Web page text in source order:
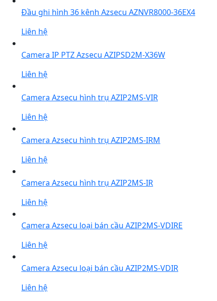
Đầu ghi hình 36 kênh Azsecu AZNVR8000-36EX4
Liên hệ
Camera IP PTZ Azsecu AZIPSD2M-X36W
Liên hệ
Camera Azsecu hình trụ AZIP2MS-VIR
Liên hệ
Camera Azsecu hình trụ AZIP2MS-IRM
Liên hệ
Camera Azsecu hình trụ AZIP2MS-IR
Liên hệ
Camera Azsecu loại bán cầu AZIP2MS-VDIRE
Liên hệ
Camera Azsecu loại bán cầu AZIP2MS-VDIR
Liên hệ